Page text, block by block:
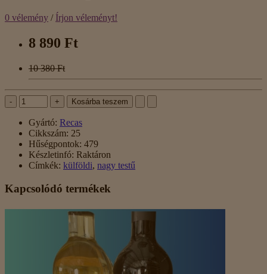
0 vélemény / Írjon véleményt!
8 890 Ft
10 380 Ft
- + Kosárba teszem
Gyártó: Recas
Cikkszám: 25
Hűségpontok: 479
Készletinfó: Raktáron
Címkék: külföldi, nagy testű
Kapcsolódó termékek